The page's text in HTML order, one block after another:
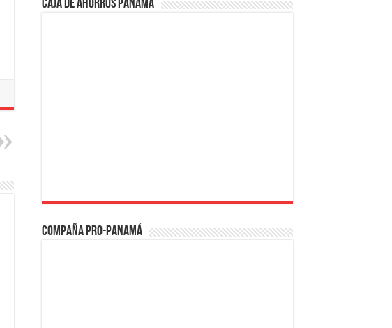
Caja de Ahorros Panamá
Compaña PRO-Panamá